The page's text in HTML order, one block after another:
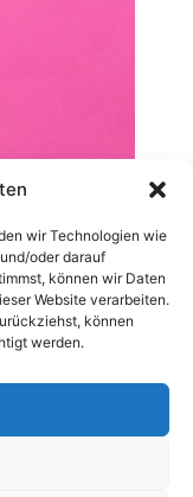
wir Technologien wie
oder darauf
können wir Daten
Website verarbeiten.
können
werden.